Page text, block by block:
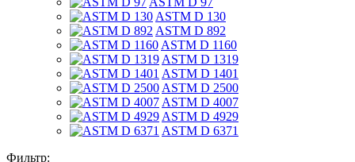
ASTM D 130
ASTM D 892
ASTM D 1160
ASTM D 1319
ASTM D 1401
ASTM D 2500
ASTM D 4007
ASTM D 4929
ASTM D 6371
Фильтр: